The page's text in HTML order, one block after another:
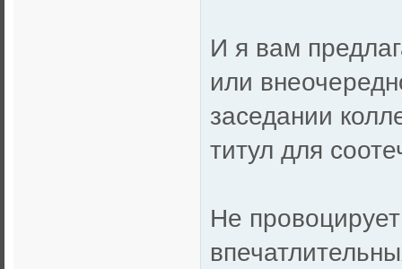
И я вам
или
заседании
титул для
Не